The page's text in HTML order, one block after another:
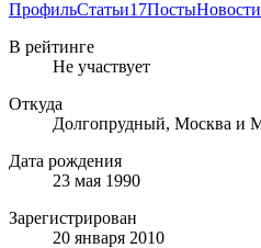
ПрофильСтатьи17ПостыНовости
В рейтинге
Не участвует
Откуда
Долгопрудный, Москва и
Дата рождения
23 мая 1990
Зарегистрирован
20 января 2010